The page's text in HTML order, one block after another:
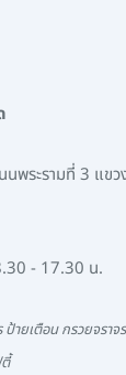
พระรามที่ 3 แขว
- 17.30 น.
ายเตือน กรวยจรา